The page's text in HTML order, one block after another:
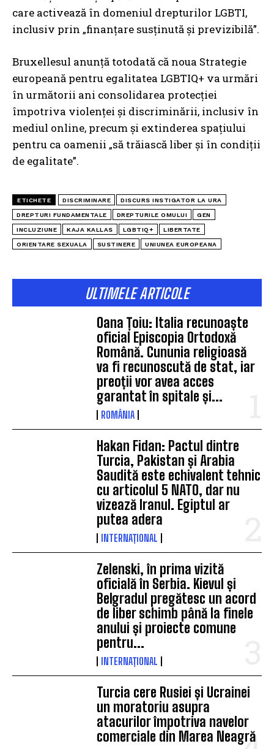
care activează în domeniul drepturilor LGBTI,
inclusiv prin „finanțare susținută și previzibilă”.
Bruxellesul anunță totodată că noua Strategie
europeană pentru egalitatea LGBTIQ+ va urmări
în următorii ani consolidarea protecției
împotriva violenței și discriminării, inclusiv în
mediul online, precum și extinderea spațiului
pentru ca oamenii „să trăiască liber și în condiții
de egalitate”.
ETICHETE DISCRIMINARE DISCURS INSTIGATOR LA URA
DREPTURI FUNDAMENTALE DREPTURILE OMULUI GEN
INCLUZIUNE KAJA KALLAS LGBTIQ+ LIBERTATE
ORIENTARE SEXUALA SUSTINERE UNIUNEA EUROPEANA
ULTIMELE ARTICOLE
Oana Țoiu: Italia recunoaște
oficial Episcopia Ortodoxă
Română. Cununia religioasă
va fi recunoscută de stat, iar
preoții vor avea acces
garantat în spitale și...
ROMÂNIA
Hakan Fidan: Pactul dintre
Turcia, Pakistan și Arabia
Saudită este echivalent tehnic
cu articolul 5 NATO, dar nu
vizează Iranul. Egiptul ar
putea adera
INTERNAȚIONAL
Zelenski, în prima vizită
oficială în Serbia. Kievul și
Belgradul pregătesc un acord
de liber schimb până la finele
anului și proiecte comune
pentru...
INTERNAȚIONAL
Turcia cere Rusiei și Ucrainei
un moratoriu asupra
atacurilor împotriva navelor
comerciale din Marea Neagră